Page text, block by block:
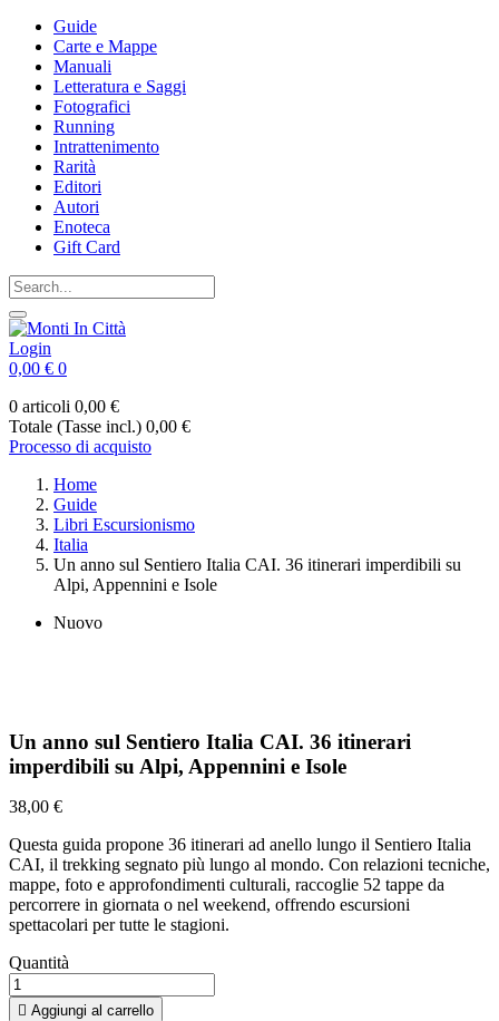
Guide
Carte e Mappe
Manuali
Letteratura e Saggi
Fotografici
Running
Intrattenimento
Rarità
Editori
Autori
Enoteca
Gift Card
Login
0,00 € 0
0 articoli 0,00 €
Totale (Tasse incl.) 0,00 €
Processo di acquisto
Home
Guide
Libri Escursionismo
Italia
Un anno sul Sentiero Italia CAI. 36 itinerari imperdibili su
Alpi, Appennini e Isole
Nuovo
Un anno sul Sentiero Italia CAI. 36 itinerari
imperdibili su Alpi, Appennini e Isole
38,00 €
Questa guida propone 36 itinerari ad anello lungo il Sentiero Italia
CAI, il trekking segnato più lungo al mondo. Con relazioni tecniche,
mappe, foto e approfondimenti culturali, raccoglie 52 tappe da
percorrere in giornata o nel weekend, offrendo escursioni
spettacolari per tutte le stagioni.
Quantità
 Aggiungi al carrello